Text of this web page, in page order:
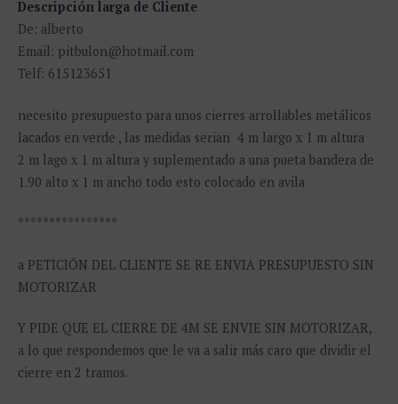
Descripción larga de Cliente
De: alberto
Email: pitbulon@hotmail.com
Telf: 615123651
necesito presupuesto para unos cierres arrollables metálicos
lacados en verde , las medidas serian 4 m largo x 1 m altura
2 m lago x 1 m altura y suplementado a una pueta bandera de
1.90 alto x 1 m ancho todo esto colocado en avila
****************
a PETICIÓN DEL CLIENTE SE RE ENVIA PRESUPUESTO SIN
MOTORIZAR
Y PIDE QUE EL CIERRE DE 4M SE ENVIE SIN MOTORIZAR,
a lo que respondemos que le va a salir más caro que dividir el
cierre en 2 tramos.